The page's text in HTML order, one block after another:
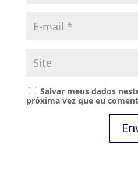
Salvar meus dados
próxima vez que eu